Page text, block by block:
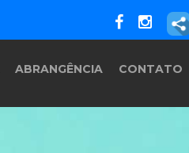
ABRANGÊNCIA CONTATO